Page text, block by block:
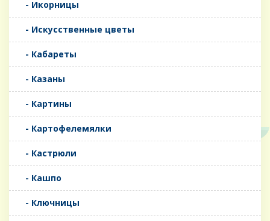
- Икорницы
- Искусственные цветы
- Кабареты
- Казаны
- Картины
- Картофелемялки
- Кастрюли
- Кашпо
- Ключницы